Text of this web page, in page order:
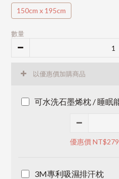
150cm x 195cm
數量
以優惠價加購商品
可水洗石墨烯枕 / 睡眠
優惠價 NT$279
3M專利吸濕排汗枕